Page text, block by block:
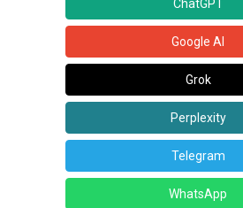
ChatGPT
Google AI
Grok
Perplexity
Telegram
WhatsApp